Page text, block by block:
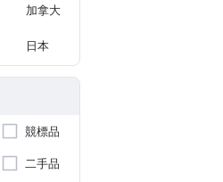
加拿大
日本
競標品
二手品